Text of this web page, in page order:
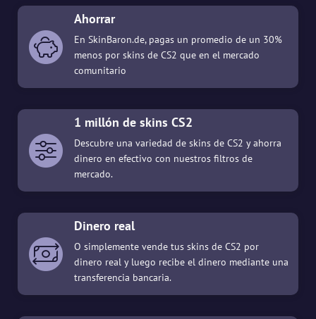
Ahorrar
En SkinBaron.de, pagas un promedio de un 30%
menos por skins de CS2 que en el mercado
comunitario
1 millón de skins CS2
Descubre una variedad de skins de CS2 y ahorra
dinero en efectivo con nuestros filtros de
mercado.
Dinero real
O simplemente vende tus skins de CS2 por
dinero real y luego recibe el dinero mediante una
transferencia bancaria.